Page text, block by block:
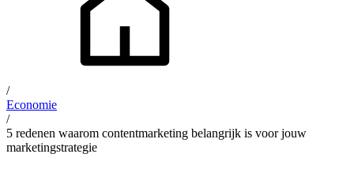
/
Economie
/
5 redenen waarom contentmarketing belangrijk is voor jouw
marketingstrategie